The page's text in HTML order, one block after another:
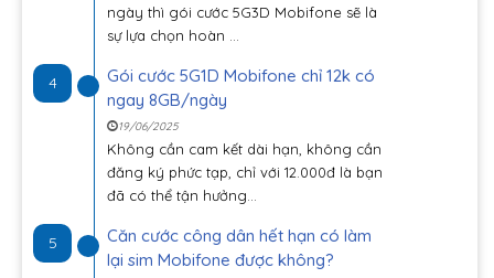
ngày thì gói cước 5G3D Mobifone sẽ là
sự lựa chọn hoàn ...
4
Gói cước 5G1D Mobifone chỉ 12k có
ngay 8GB/ngày
19/06/2025
Không cần cam kết dài hạn, không cần
đăng ký phức tạp, chỉ với 12.000đ là bạn
đã có thể tận hưởng...
5
Căn cước công dân hết hạn có làm
lại sim Mobifone được không?